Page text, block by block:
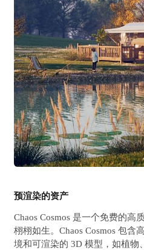
预渲染的资产
Chaos Cosmos 是一个免费的高
栩栩如生。Chaos Cosmos 包含
境和可渲染的 3D 模型，如植物